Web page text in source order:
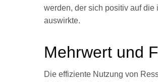
werden, der sich positiv auf
auswirkte.
Mehrwert und
Die effiziente Nutzung von